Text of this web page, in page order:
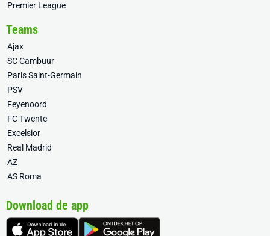
Premier League
Teams
Ajax
SC Cambuur
Paris Saint-Germain
PSV
Feyenoord
FC Twente
Excelsior
Real Madrid
AZ
AS Roma
Download de app